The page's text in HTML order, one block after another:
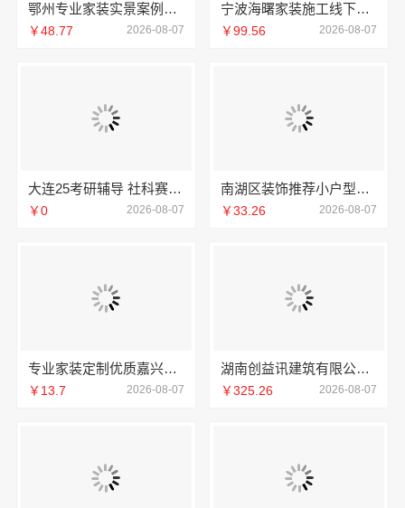
鄂州专业家装实景案例，百年米莱见证品质之美
￥48.77 2026-08-07
宁波海曙家装施工线下门店地址宁波雅美和居建材科技有限公司
￥99.56 2026-08-07
大连25考研辅导 社科赛斯考研服务人才伴您成长
￥0 2026-08-07
南湖区装饰推荐小户型：嘉兴锦居装饰材料有限公司
￥33.26 2026-08-07
专业家装定制优质嘉兴绿色之家建材科技有限公司
￥13.7 2026-08-07
湖南创益讯建筑有限公司-环保材料口碑好
￥325.26 2026-08-07